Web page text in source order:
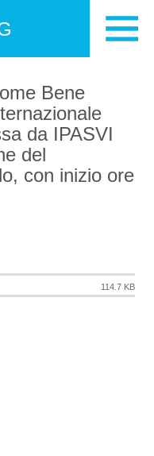
Bene
da IPASVI
del
con inizio ore
114.7 KB